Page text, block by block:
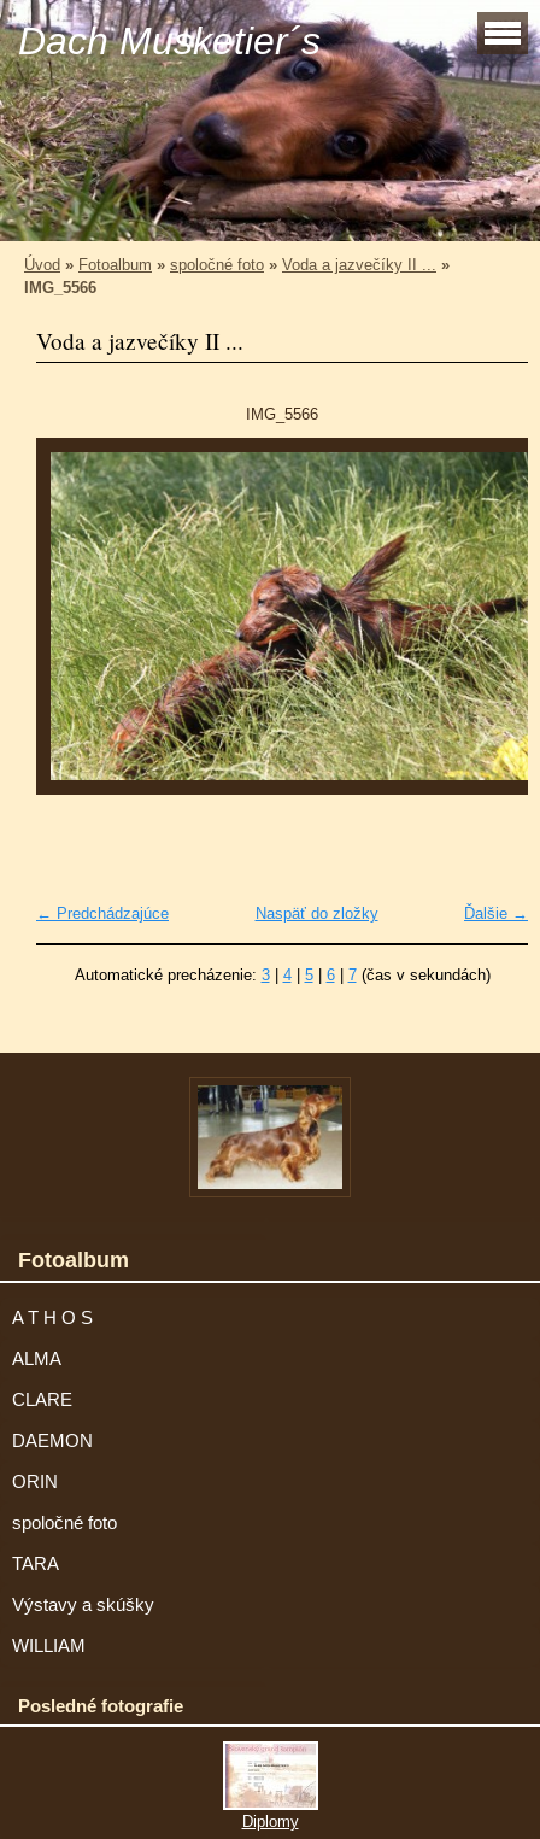
Dach Musketier´s
Úvod » Fotoalbum » spoločné foto » Voda a jazvečíky II ... »
IMG_5566
Voda a jazvečíky II ...
IMG_5566
← Predchádzajúce Ďalšie →
Naspäť do zložky
Automatické precházenie: 3| 4| 5| 6| 7(čas v sekundách)
Fotoalbum
A T H O S
ALMA
CLARE
DAEMON
ORIN
spoločné foto
TARA
Výstavy a skúšky
WILLIAM
Posledné fotografie
Diplomy